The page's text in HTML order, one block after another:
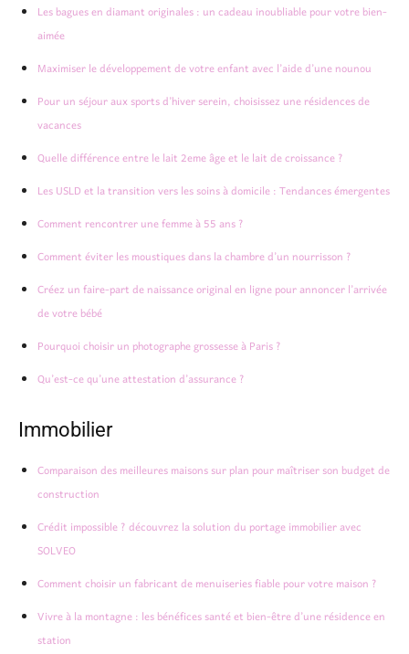
Les bagues en diamant originales : un cadeau inoubliable pour votre bien-
aimée
Maximiser le développement de votre enfant avec l’aide d’une nounou
Pour un séjour aux sports d’hiver serein, choisissez une résidences de
vacances
Quelle différence entre le lait 2eme âge et le lait de croissance ?
Les USLD et la transition vers les soins à domicile : Tendances émergentes
Comment rencontrer une femme à 55 ans ?
Comment éviter les moustiques dans la chambre d’un nourrisson ?
Créez un faire-part de naissance original en ligne pour annoncer l’arrivée
de votre bébé
Pourquoi choisir un photographe grossesse à Paris ?
Qu’est-ce qu’une attestation d’assurance ?
Immobilier
Comparaison des meilleures maisons sur plan pour maîtriser son budget de
construction
Crédit impossible ? découvrez la solution du portage immobilier avec
SOLVEO
Comment choisir un fabricant de menuiseries fiable pour votre maison ?
Vivre à la montagne : les bénéfices santé et bien-être d’une résidence en
station